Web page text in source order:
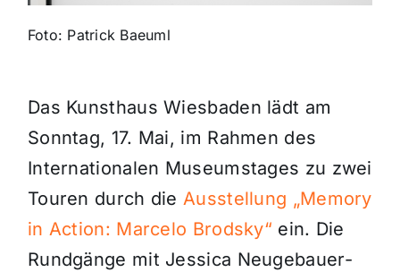
Foto: Patrick Baeuml
Das Kunsthaus Wiesbaden lädt am
Sonntag, 17. Mai, im Rahmen des
Internationalen Museumstages zu zwei
Touren durch dieAusstellung „Memory
in Action: Marcelo Brodsky“ ein. Die
Rundgänge mit Jessica Neugebauer-